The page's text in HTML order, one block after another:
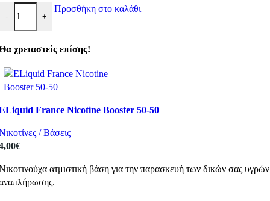
-
VG 100ml ποσότητα
+
Προσθήκη στο καλάθι
χρειαστείς επίσης!
France Nicotine Booster 50-50
/ Βάσεις
€
ατμιστική βάση για την παρασκευή των δικών σας υγρών